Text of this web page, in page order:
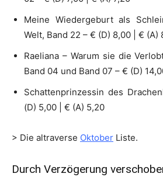
Meine Wiedergeburt als
Welt, Band 22 – € (D) 8,00 | € (A)
Raeliana – Warum sie die
Band 04 und Band 07 – € (D)
Schattenprinzessin des
(D) 5,00 | € (A) 5,20
> Die altraverse Oktober Liste.
Durch Verzögerung